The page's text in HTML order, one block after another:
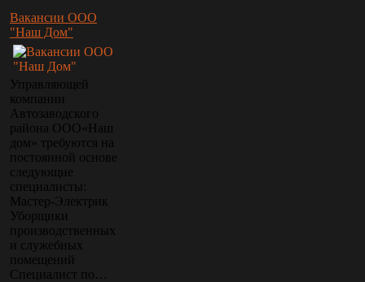
Вакансии ООО
"Наш Дом"
Управляющей
компании
Автозаводского
района ООО«Наш
дом» требуются на
постоянной основе
следующие
специалисты:
Мастер-Электрик
Уборщики
производственных
и служебных
помещений
Специалист по…